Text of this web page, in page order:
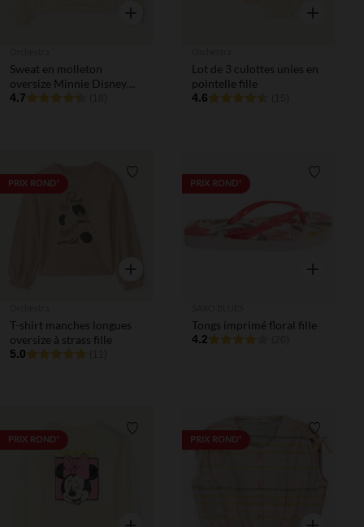
Aperçu rapide
Sweat en molleton
oversize Minnie Disney
fille
4.7
Aperçu
Lot de 3 culottes unies en
pointelle fille
4.6
PRIX ROND* Liste de souhaits
Aperçu rapide
T-shirt manches longues
oversize à strass fille
5.0
PRIX ROND*
Aperçu
Tongs imprimé floral fille
4.2
PRIX ROND* Liste de souhaits
Aperçu rapide
PRIX ROND*
Aperçu